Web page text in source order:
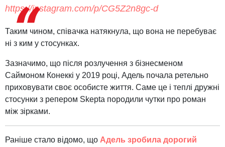
https://instagram.com/p/CG5Z2n8gc-d
Таким чином, співачка натякнула, що вона не перебуває
ні з ким у стосунках.
Зазначимо, що після розлучення з бізнесменом
Саймоном Конеккі у 2019 році, Адель почала ретельно
приховувати своє особисте життя. Саме це і теплі дружні
стосунки з репером Skepta породили чутки про роман
між зірками.
Раніше стало відомо, що Адель зробила дорогий